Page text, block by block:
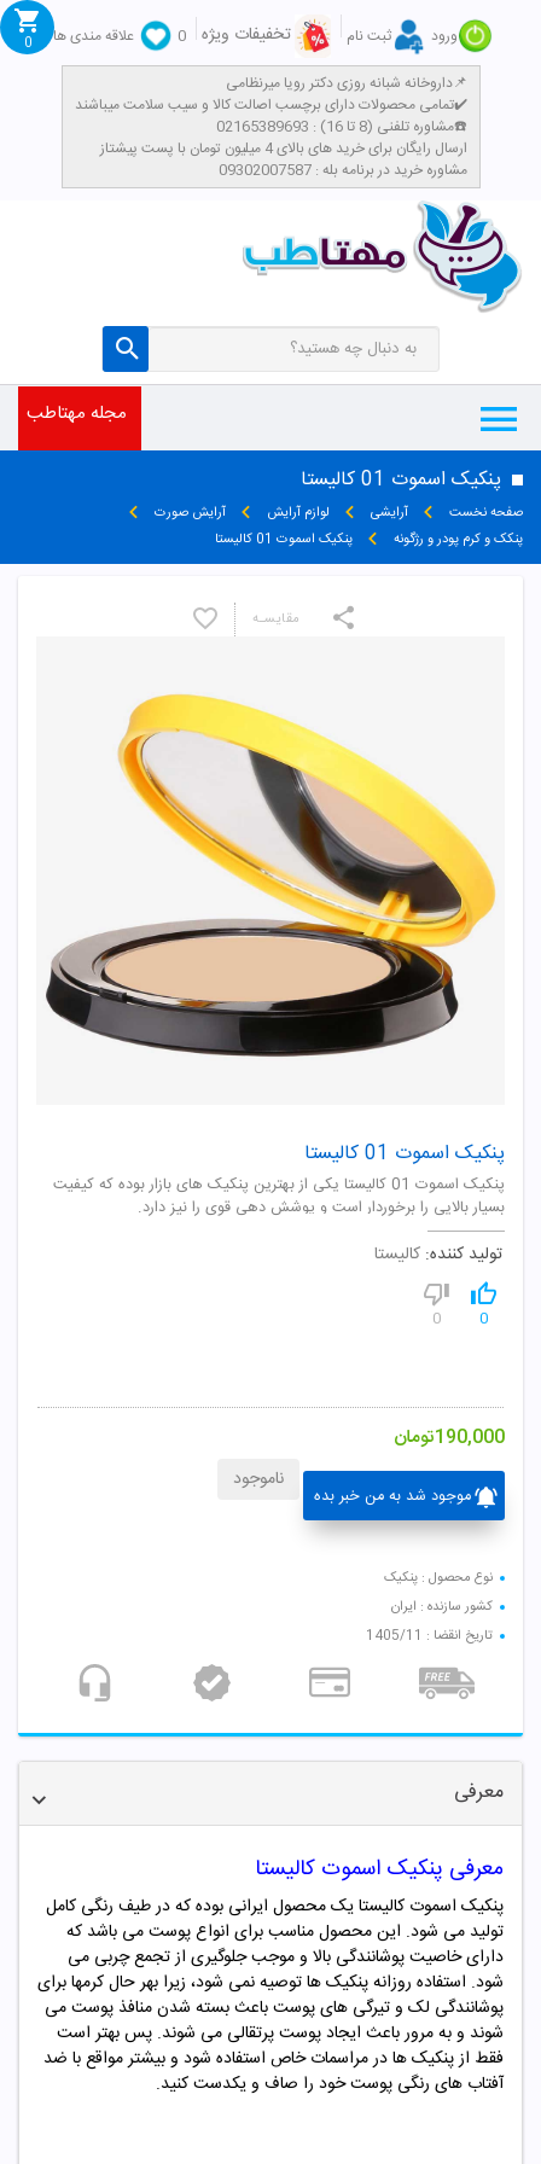
ورود ثبت نام تخفیفات ویژه 0
علاقه مندی ها
داروخانه شبانه روزی دکتر رویا میرنظامی📌
تمامی محصولات دارای برچسب اصالت کالا و سیب سلامت میباشند✔️
مشاوره تلفنی (8 تا 16) : 02165389693☎️
​ارسال رایگان برای خرید های بالای 4 میلیون تومان با پست پیشتاز
مشاوره خرید در برنامه بله : 09302007587
0
مجله مهتاطب
پنکیک اسموت 01 کالیستا
صفحه نخست آرایشی لوازم آرایش
آرایش صورت
پنکک و کرم پودر و رژگونه
پنکیک اسموت 01 کالیستا
پنکیک اسموت 01 کالیستا
پنکیک اسموت 01 کالیستا یکی از بهترین پنکیک های بازار بوده که کیفیت
بسیار بالایی را برخوردار است و پوشش دهی قوی را نیز دارد.
تولید کننده: کالیستا
0
0
190,000تومان
موجود شد به من خبر بده
ناموجود
مقایسـه
نوع محصول : پنکیک
کشور سازنده : ایران
تاریخ انقضا : 1405/11
معرفی
معرفی پنکیک اسموت کالیستا
پنکیک اسموت کالیستا یک محصول ایرانی بوده که در طیف رنگی کامل
تولید می شود. این محصول مناسب برای انواع پوست می باشد که
دارای خاصیت پوشانندگی بالا و موجب جلوگیری از تجمع چربی می
شود. استفاده روزانه پنکیک ها توصیه نمی شود، زیرا بهر حال کرمها برای
پوشانندگی لک و تیرگی های پوست باعث بسته شدن منافذ پوست می
شوند و به مرور باعث ایجاد پوست پرتقالی می شوند. پس بهتر است
فقط از پنکیک ها در مراسمات خاص استفاده شود و بیشتر مواقع با ضد
آفتاب های رنگی پوست خود را صاف و یکدست کنید.